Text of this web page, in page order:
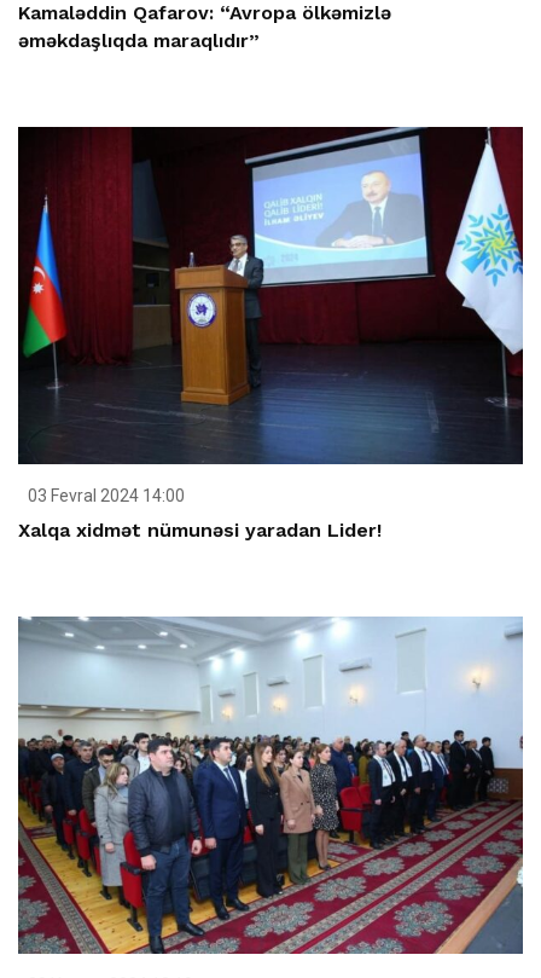
Kamaləddin Qafarov: “Avropa ölkəmizlə
əməkdaşlıqda maraqlıdır”
03 Fevral 2024 14:00
Xalqa xidmət nümunəsi yaradan Lider!